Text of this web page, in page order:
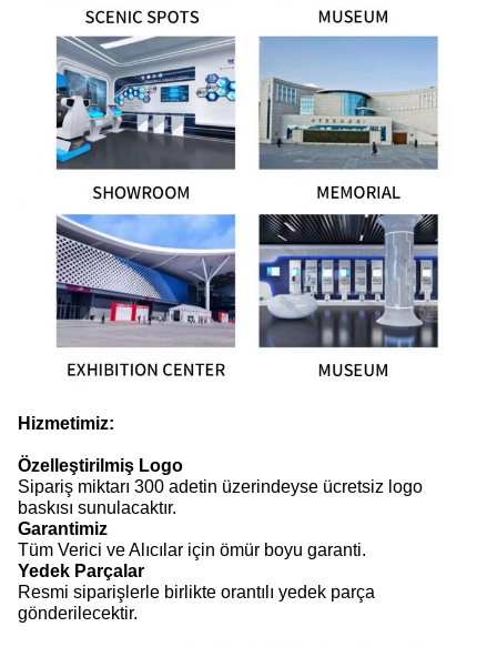
Hizmetimiz:
Özelleştirilmiş Logo
Sipariş miktarı 300 adetin üzerindeyse ücretsiz logo
baskısı sunulacaktır.
Garantimiz
Tüm Verici ve Alıcılar için ömür boyu garanti.
Yedek Parçalar
Resmi siparişlerle birlikte orantılı yedek parça
gönderilecektir.